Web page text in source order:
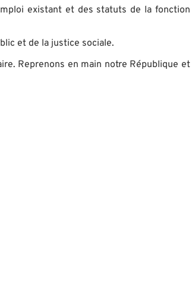
existant et des statuts de la fonction
et de la justice sociale.
Reprenons en main notre République et